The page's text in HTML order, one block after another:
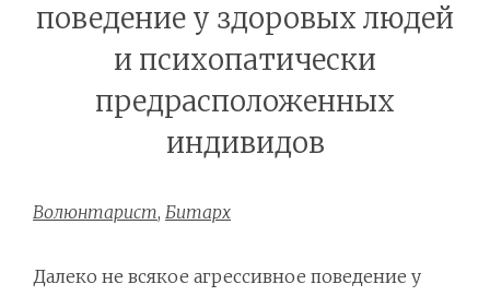
поведение у здоровых людей
и психопатически
предрасположенных
индивидов
Волюнтарист, Битарх
Далеко не всякое агрессивное поведение у